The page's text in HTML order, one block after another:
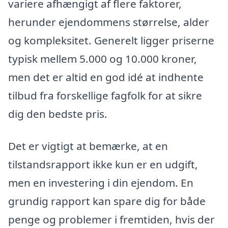
variere afhængigt af flere faktorer,
herunder ejendommens størrelse, alder
og kompleksitet. Generelt ligger priserne
typisk mellem 5.000 og 10.000 kroner,
men det er altid en god idé at indhente
tilbud fra forskellige fagfolk for at sikre
dig den bedste pris.
Det er vigtigt at bemærke, at en
tilstandsrapport ikke kun er en udgift,
men en investering i din ejendom. En
grundig rapport kan spare dig for både
penge og problemer i fremtiden, hvis der